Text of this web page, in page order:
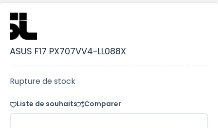
ASUS F17 PX707VV4-LL088X
Rupture de stock
Liste de souhaits Comparer